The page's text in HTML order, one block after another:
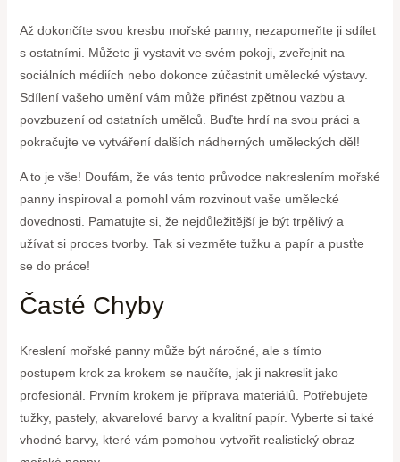
Až dokončíte svou kresbu mořské panny, nezapomeňte ji sdílet
s ostatními. Můžete ji vystavit ve svém pokoji, zveřejnit na
sociálních médiích nebo dokonce zúčastnit umělecké výstavy.
Sdílení vašeho umění vám může přinést zpětnou vazbu a
povzbuzení od ostatních umělců. Buďte hrdí na svou práci a
pokračujte ve vytváření dalších nádherných uměleckých děl!
A to je vše! Doufám, že vás tento průvodce nakreslením mořské
panny inspiroval a pomohl vám rozvinout vaše umělecké
dovednosti. Pamatujte si, že nejdůležitější je být trpělivý a
užívat si proces tvorby. Tak si vezměte tužku a papír a pusťte
se do práce!
Časté Chyby
Kreslení mořské panny může být náročné, ale s tímto
postupem krok za krokem se naučíte, jak ji nakreslit jako
profesionál. Prvním krokem je příprava materiálů. Potřebujete
tužky, pastely, akvarelové barvy a kvalitní papír. Vyberte si také
vhodné barvy, které vám pomohou vytvořit realistický obraz